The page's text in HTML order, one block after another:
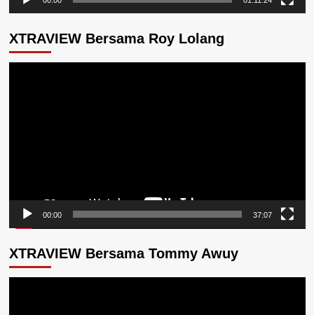
XTRAVIEW Bersama Roy Lolang
00:00 37:07
XTRAVIEW Bersama Tommy Awuy